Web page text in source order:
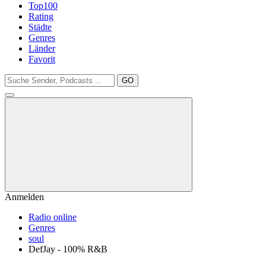
Top100
Rating
Städte
Genres
Länder
Favorit
GO
Anmelden
Radio online
Genres
soul
DefJay - 100% R&B